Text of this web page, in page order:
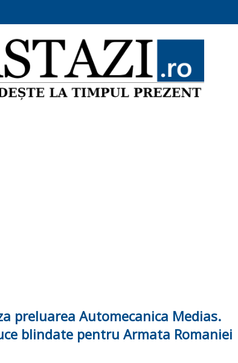
preluarea Automecanica Medias.
blindate pentru Armata Romaniei